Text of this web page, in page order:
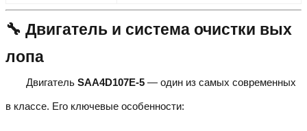
🔧 Двигатель и система очистки вых
лопа
Двигатель SAA4D107E-5 — один из самых современных
в классе. Его ключевые особенности: